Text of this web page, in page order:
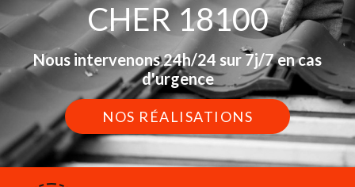
CHER 18100
Nous intervenons 24h/24 sur 7j/7 en cas
d'urgence
NOS RÉALISATIONS